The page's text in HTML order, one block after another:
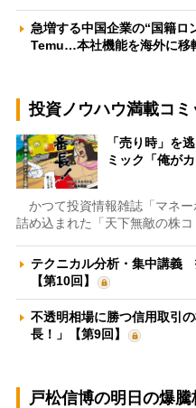
急増する中国企業の“国籍
Temu…本社機能を海外に移
投資ノウハウ満載コミ
「売り時」を
ミック「俺が
かつて投資情報雑誌「マネ
詰め込まれた「天下無敵の株
テクニカル分析・集中講義
【第10回】
不透明相場に勝つ信用取引
長！」【第9回】
戸松信博の明日の爆騰